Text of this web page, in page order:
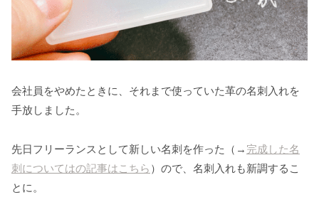
会社員をやめたときに、それまで使っていた革の名刺入れを
手放しました。
先日フリーランスとして新しい名刺を作った（→ 完成した名
刺についてはの記事はこちら ）ので、名刺入れも新調するこ
とに。